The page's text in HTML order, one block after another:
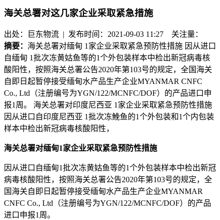
海关总署对这几家企业采取紧急措施
出处：巨东物流 | 发布时间：2021-09-03 11:27 关注量：
摘要： 海关总署对缅甸 1家企业采取紧急预防性措施 因从进口
自缅甸 1批次冻黄姑鱼等的1个外包装样本中检出新冠病毒核
酸阳性，按照海关总署公告2020年第103号的规定，全国海关
自即日起暂停接受缅甸水产品生产企业MYANMAR CNFC
Co., Ltd（注册编号为YGN/122/MCNFC/DOF）的产品进口申
报1周。 海关总署对印度尼西亚 1家企业采取紧急预防性措施
因从进口自印度尼西亚 1批次冻鮸鱼的1个外包装和1个内包装
样本中检出新冠病毒核酸阳性，
海关总署对缅甸1家企业采取紧急预防性措施
因从进口自缅甸1批次冻黄姑鱼等的1个外包装样本中检出新冠
病毒核酸阳性，按照海关总署公告2020年第103号的规定，全
国海关自即日起暂停接受缅甸水产品生产企业MYANMAR
CNFC Co., Ltd（注册编号为YGN/122/MCNFC/DOF）的产品
进口申报1周。